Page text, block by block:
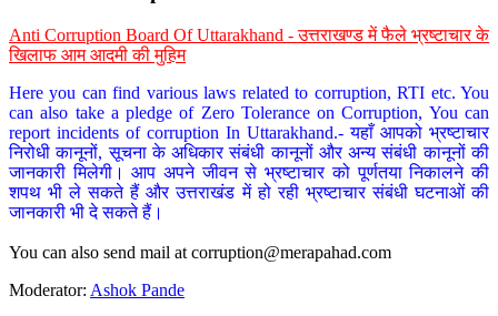
Anti Corruption Board Of Uttarakhand - उत्तराखण्ड में फैले भ्रष्टाचार के
खिलाफ आम आदमी की मुहिम
Here you can find various laws related to corruption, RTI etc. You
can also take a pledge of Zero Tolerance on Corruption, You can
report incidents of corruption In Uttarakhand.- यहाँ आपको भ्रष्टाचार
निरोधी कानूनों, सूचना के अधिकार संबंधी कानूनों और अन्य संबंधी कानूनों की
जानकारी मिलेगी। आप अपने जीवन से भ्रष्टाचार को पूर्णतया निकालने की
शपथ भी ले सकते हैं और उत्तराखंड में हो रही भ्रष्टाचार संबंधी घटनाओं की
जानकारी भी दे सकते हैं।
You can also send mail at corruption@merapahad.com
Moderator: Ashok Pande